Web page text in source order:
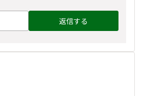
返信する